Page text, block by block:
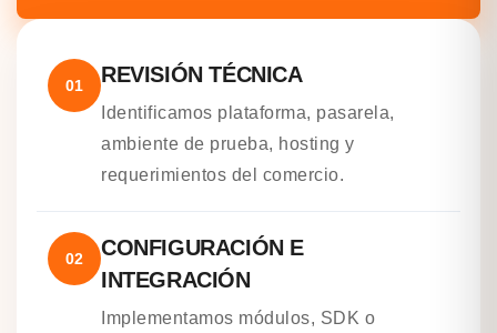
01 REVISIÓN TÉCNICA
Identificamos plataforma, pasarela,
ambiente de prueba, hosting y
requerimientos del comercio.
02
CONFIGURACIÓN E
INTEGRACIÓN
Implementamos módulos, SDK o